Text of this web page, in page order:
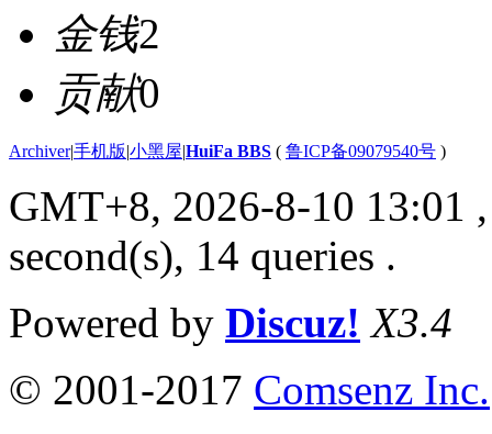
金钱2
贡献0
Archiver|手机版|小黑屋|HuiFa BBS ( 鲁ICP备09079540号 )
GMT+8, 2026-8-10 13:01
second(s), 14 queries .
Powered by Discuz! X3.4
© 2001-2017 Comsenz Inc.